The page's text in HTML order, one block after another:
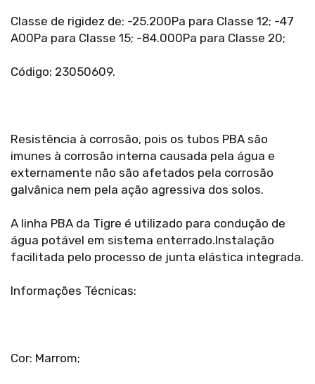
Classe de rigidez de: -25.200Pa para Classe 12; -47
A00Pa para Classe 15; -84.000Pa para Classe 20;
Código: 23050609.
Resistência à corrosão, pois os tubos PBA são
imunes à corrosão interna causada pela água e
externamente não são afetados pela corrosão
galvânica nem pela ação agressiva dos solos.
A linha PBA da Tigre é utilizado para condução de
água potável em sistema enterrado.Instalação
facilitada pelo processo de junta elástica integrada.
Informações Técnicas:
Cor: Marrom;